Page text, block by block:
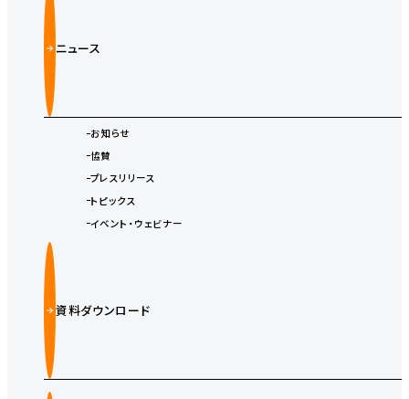
ニュース
お知らせ
協賛
プレスリリース
トピックス
イベント・ウェビナー
資料ダウンロード